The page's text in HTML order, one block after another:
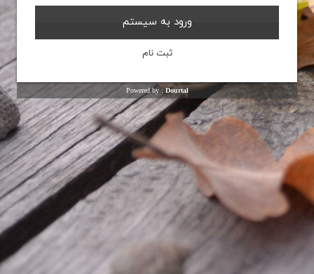
Powered by :Dourtal